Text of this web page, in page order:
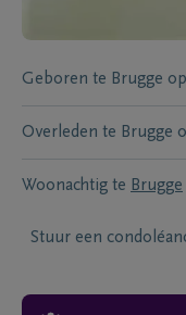
Geboren te Brugge op
Overleden te Brugge
Woonachtig te Brugge
Stuur een